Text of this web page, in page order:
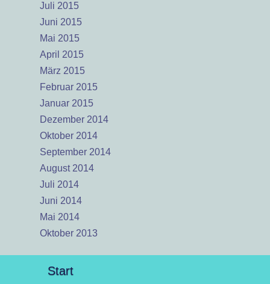
Juli 2015
Juni 2015
Mai 2015
April 2015
März 2015
Februar 2015
Januar 2015
Dezember 2014
Oktober 2014
September 2014
August 2014
Juli 2014
Juni 2014
Mai 2014
Oktober 2013
Start